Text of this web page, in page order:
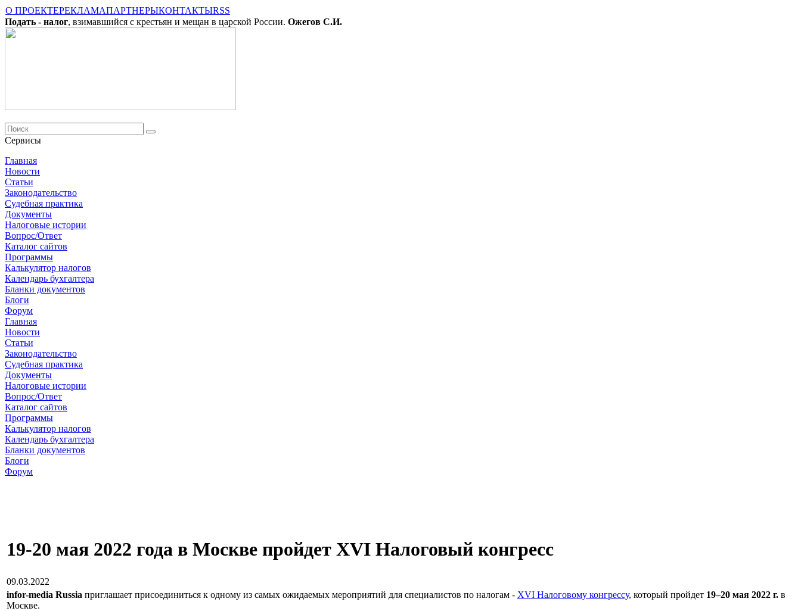
О ПРОЕКТЕРЕКЛАМАПАРТНЕРЫКОНТАКТЫRSS
Подать - налог, взимавшийся с крестьян и мещан в царской России. Ожегов С.И.
Сервисы
Главная
Новости
Cтатьи
Законодательство
Судебная практика
Документы
Налоговые истории
Вопрос/Ответ
Каталог сайтов
Программы
Калькулятор налогов
Календарь бухгалтера
Бланки документов
Блоги
Форум
Главная
Новости
Cтатьи
Законодательство
Судебная практика
Документы
Налоговые истории
Вопрос/Ответ
Каталог сайтов
Программы
Калькулятор налогов
Календарь бухгалтера
Бланки документов
Блоги
Форум
19-20 мая 2022 года в Москве пройдет XVI Налоговый конгресс
09.03.2022
infor-media Russia приглашает присоединиться к одному из самых ожидаемых мероприятий для специалистов по налогам - XVI Налоговому конгрессу, который пройдет 19–20 мая 2022 г. в
Москве.